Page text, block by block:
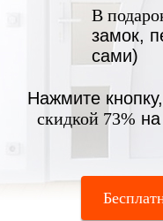
В
замок,
сами)
Нажмите
скидкой 73%